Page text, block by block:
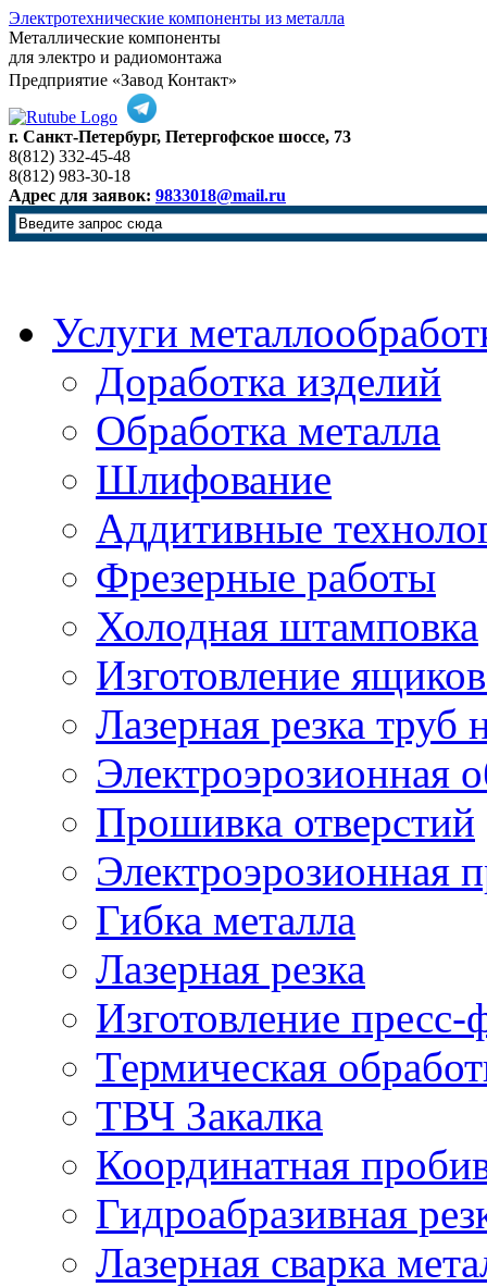
Электротехнические компоненты из металла
Металлические компоненты
для электро и радиомонтажа
Предприятие «Завод Контакт»
г. Санкт-Петербург, Петергофское шоссе, 73
8(812) 332-45-48
8(812) 983-30-18
Адрес для заявок: 9833018@mail.ru
Услуги
Доработка изделий
Обработка металла
Шлифование
Аддитивные
Фрезерные работы
Холодная штамповка
Изготовление
Лазерная резка труб
Электроэрозионная
Прошивка отверстий
Электроэрозионная
Гибка металла
Лазерная резка
Изготовление
Термическая
ТВЧ Закалка
Координатная
Гидроабразивная
Лазерная сварка